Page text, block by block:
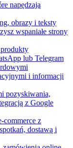
napędzają
obrazy i teksty
wspaniałe strony
lub Telegram
i informacji
pozyskiwania,
z Google
commerce z
dostawą i